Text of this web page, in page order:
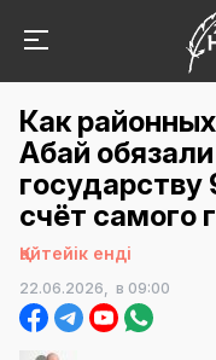
Как
Абай
государству
счёт самого
Қайтейік енді
22.06.2026, в 09:00